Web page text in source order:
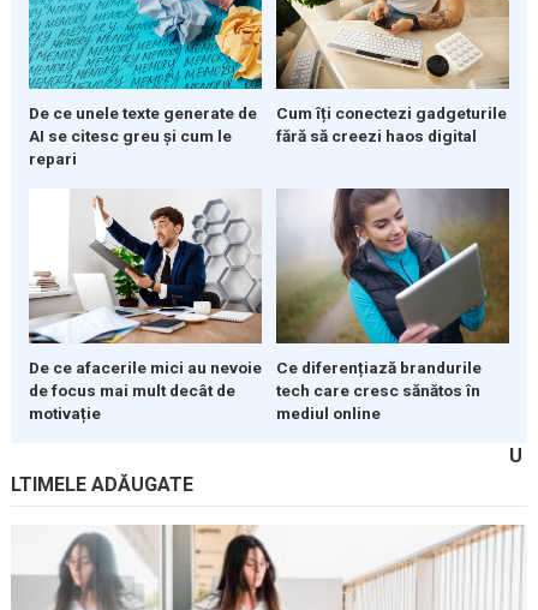
De ce unele texte generate de
AI se citesc greu și cum le
repari
Cum îți conectezi gadgeturile
fără să creezi haos digital
De ce afacerile mici au nevoie
de focus mai mult decât de
motivație
Ce diferențiază brandurile
tech care cresc sănătos în
mediul online
U
LTIMELE ADĂUGATE